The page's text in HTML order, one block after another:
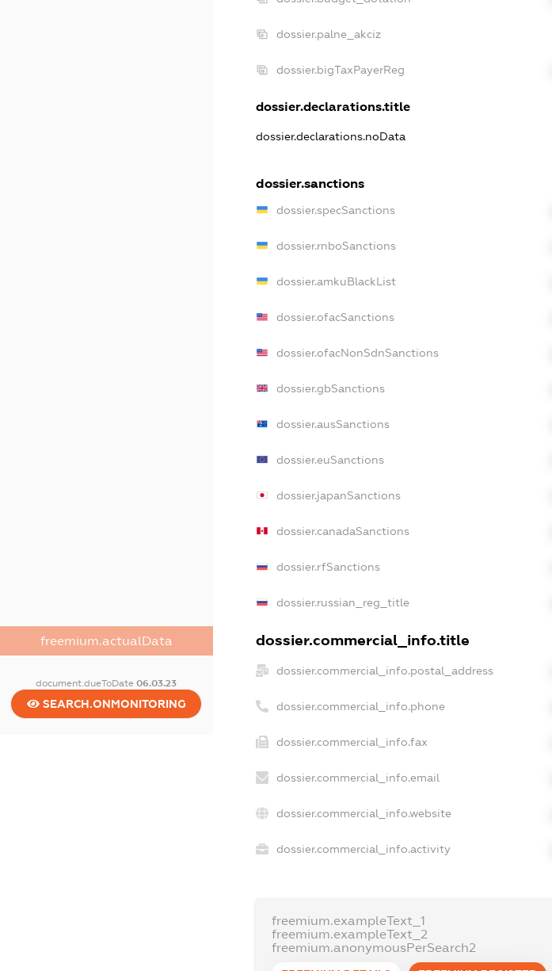
freemium.actualData
document.dueToDate06.03.23
SEARCH.ONMONITORING
dossier.palne_akciz
dossier.bigTaxPayerReg
dossier.declarations.title
dossier.declarations.noData
dossier.sanctions
dossier.specSanctions
dossier.rnboSanctions
dossier.amkuBlackList
dossier.ofacSanctions
dossier.ofacNonSdnSanctions
dossier.gbSanctions
dossier.ausSanctions
dossier.euSanctions
dossier.japanSanctions
dossier.canadaSanctions
dossier.rfSanctions
dossier.russian_reg_title
dossier.commercial_info.title
dossier.commercial_info.postal_address
dossier.commercial_info.phone
dossier.commercial_info.fax
dossier.commercial_info.email
dossier.commercial_info.website
dossier.commercial_info.activity
freemium.exampleText_1
freemium.exampleText_2
freemium.anonymousPerSearch2